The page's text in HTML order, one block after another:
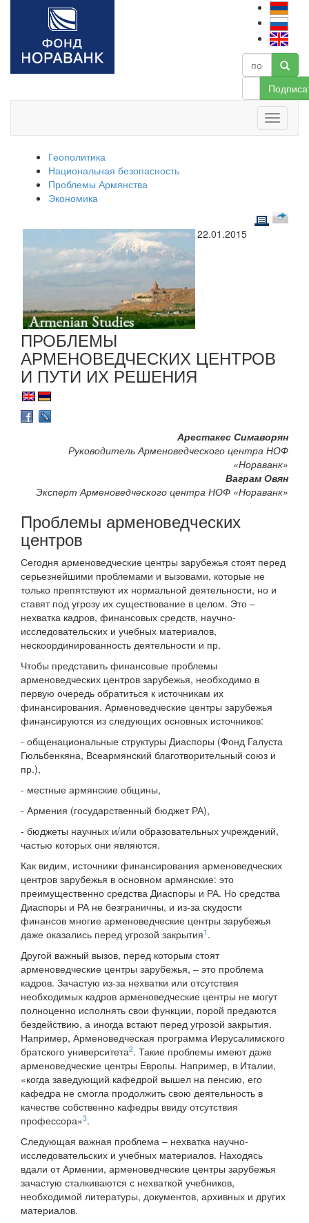
Геополитика
Национальная безопасность
Проблемы Армянства
Экономика
22.01.2015
ПРОБЛЕМЫ
АРМЕНОВЕДЧЕСКИХ ЦЕНТРОВ
И ПУТИ ИХ РЕШЕНИЯ
Арестакес Симаворян
Руководитель Арменоведческого центра НОФ
«Нораванк»
Ваграм Овян
Эксперт Арменоведческого центра НОФ «Нораванк»
Проблемы арменоведческих
центров
Сегодня арменоведческие центры зарубежья стоят перед
серьезнейшими проблемами и вызовами, которые не
только препятствуют их нормальной деятельности, но и
ставят под угрозу их существование в целом. Это –
нехватка кадров, финансовых средств, научно-
исследовательских и учебных материалов,
нескоординированность деятельности и пр.
Чтобы представить финансовые проблемы
арменоведческих центров зарубежья, необходимо в
первую очередь обратиться к источникам их
финансирования. Арменоведческие центры зарубежья
финансируются из следующих основных источников:
- общенациональные структуры Диаспоры (Фонд Галуста
Гюльбенкяна, Всеармянский благотворительный союз и
пр.),
- местные армянские общины,
- Армения (государственный бюджет РА),
- бюджеты научных и/или образовательных учреждений,
частью которых они являются.
Как видим, источники финансирования арменоведческих
центров зарубежья в основном армянские: это
преимущественно средства Диаспоры и РА. Но средства
Диаспоры и РА не безграничны, и из-за скудости
финансов многие арменоведческие центры зарубежья
даже оказались перед угрозой закрытия1 .
Другой важный вызов, перед которым стоят
арменоведческие центры зарубежья, – это проблема
кадров. Зачастую из-за нехватки или отсутствия
необходимых кадров арменоведческие центры не могут
полноценно исполнять свои функции, порой предаются
бездействию, а иногда встают перед угрозой закрытия.
Например, Арменоведческая программа Иерусалимского
братского университета2. Такие проблемы имеют даже
арменоведческие центры Европы. Например, в Италии,
«когда заведующий кафедрой вышел на пенсию, его
кафедра не смогла продолжить свою деятельность в
качестве собственно кафедры ввиду отсутствия
профессора»3.
Следующая важная проблема – нехватка научно-
исследовательских и учебных материалов. Находясь
вдали от Армении, арменоведческие центры зарубежья
зачастую сталкиваются с нехваткой учебников,
необходимой литературы, документов, архивных и других
материалов.